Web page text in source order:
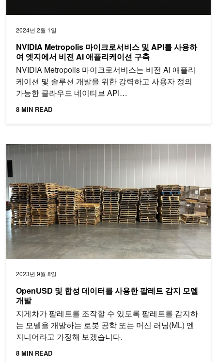
2024년 2월 1일
NVIDIA Metropolis 마이크로서비스 및 API를 사용하
여 엣지에서 비전 AI 애플리케이션 구축
NVIDIA Metropolis 마이크로서비스는 비전 AI 애플리
케이션 및 솔루션 개발을 위한 강력하고 사용자 정의
가능한 클라우드 네이티브 API…
8 MIN READ
2023년 9월 8일
OpenUSD 및 합성 데이터를 사용한 팔레트 감지 모델
개발
지게차가 팔레트를 조작할 수 있도록 팔레트를 감지하
는 모델을 개발하는 로봇 공학 또는 머신 러닝(ML) 엔
지니어라고 가정해 보겠습니다.
8 MIN READ
OpenUSD 및 합성 데이터를 사용한 팔레트 감지 모델 개발